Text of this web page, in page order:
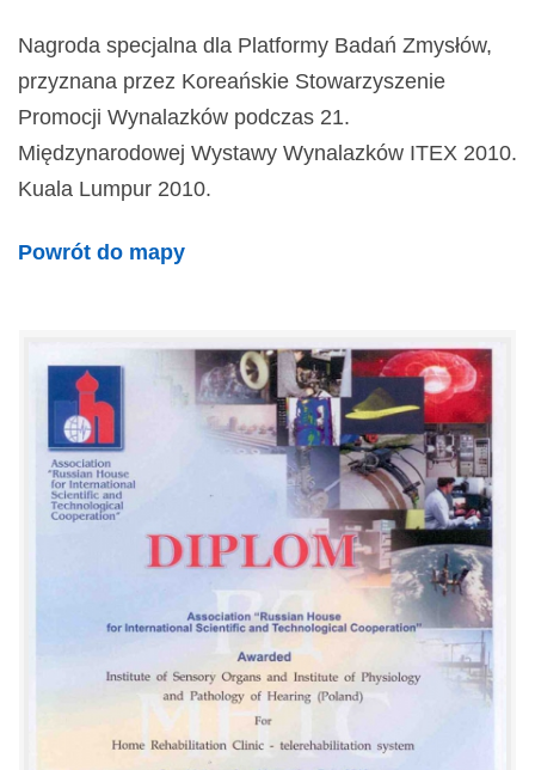
Nagroda specjalna dla Platformy Badań Zmysłów,
przyznana przez Koreańskie Stowarzyszenie
Promocji Wynalazków podczas 21.
Międzynarodowej Wystawy Wynalazków ITEX 2010.
Kuala Lumpur 2010.
Powrót do mapy